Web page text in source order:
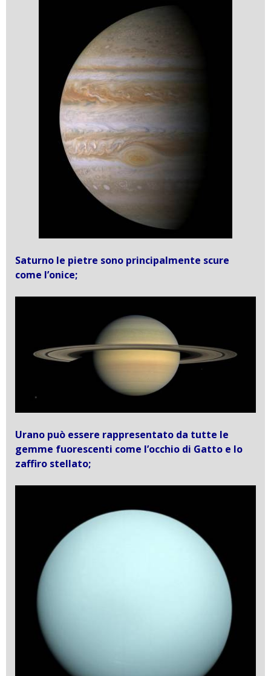
Saturno le pietre sono principalmente scure
come l’onice;
Urano può essere rappresentato da tutte le
gemme fuorescenti come l’occhio di Gatto e lo
zaffiro stellato;